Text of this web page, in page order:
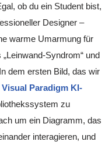
ob du ein Student bist,
Designer –
warme Umarmung für
Syndrom“ und
dem ersten Bild, das wir
Visual Paradigm KI-
zu
um ein Diagramm, das
interagieren, und